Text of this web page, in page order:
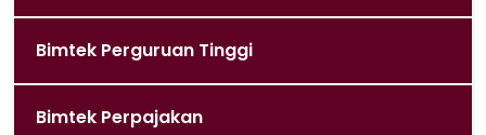
Bimtek Perguruan Tinggi
Bimtek Perpajakan